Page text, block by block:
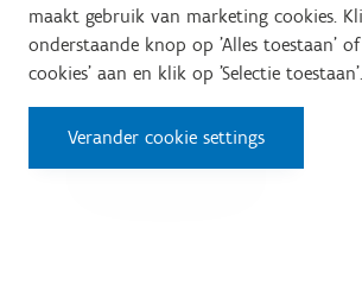
maakt gebruik van marketing cookies.
onderstaande knop op 'Alles toestaan'
cookies' aan en klik op 'Selectie toestaan'.
Verander cookie settings